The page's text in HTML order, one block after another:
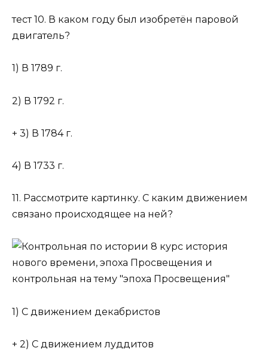
тест 10. В каком году был изобретён паровой
двигатель?
1) В 1789 г.
2) В 1792 г.
+ 3) В 1784 г.
4) В 1733 г.
11. Рассмотрите картинку. С каким движением
связано происходящее на ней?
1) С движением декабристов
+ 2) С движением луддитов